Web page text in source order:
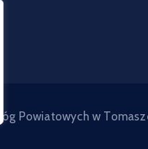
Powiatowych w